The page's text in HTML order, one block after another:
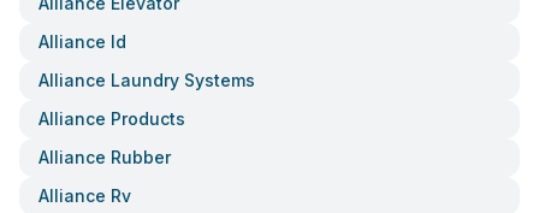
Alliance Id
Alliance Laundry Systems
Alliance Products
Alliance Rubber
Alliance Rv